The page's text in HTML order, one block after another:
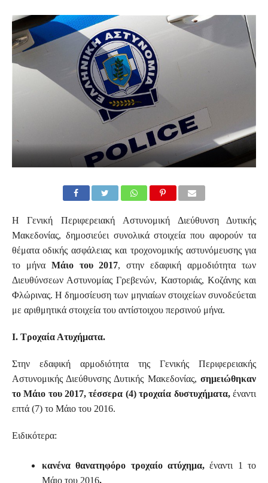
Η Γενική Περιφερειακή Αστυνομική Διεύθυνση Δυτικής
Μακεδονίας, δημοσιεύει συνολικά στοιχεία που αφορούν τα
θέματα οδικής ασφάλειας και τροχονομικής αστυνόμευσης για
το μήνα Μάιο του 2017, στην εδαφική αρμοδιότητα των
Διευθύνσεων Αστυνομίας Γρεβενών, Καστοριάς, Κοζάνης και
Φλώρινας. Η δημοσίευση των μηνιαίων στοιχείων συνοδεύεται
με αριθμητικά στοιχεία του αντίστοιχου περσινού μήνα.
Ι. Τροχαία Ατυχήματα.
Στην εδαφική αρμοδιότητα της Γενικής Περιφερειακής
Αστυνομικής Διεύθυνσης Δυτικής Μακεδονίας,σημειώθηκαν
το Μάιο του 2017, τέσσερα (4)τροχαία δυστυχήματα,έναντι
επτά (7) το Μάιο του 2016.
Ειδικότερα:
κανένα θανατηφόρο τροχαίο ατύχημα,έναντι 1 το
Μάιο του 2016.